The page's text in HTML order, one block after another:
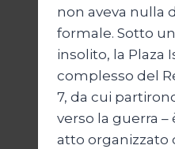
non aveva nulla
formale. Sotto
insolito, la Plaza
complesso del
7, da cui
verso la guerra
atto organizzato